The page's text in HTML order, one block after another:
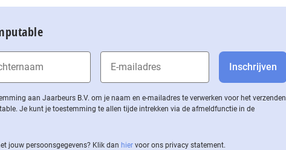
aan Jaarbeurs B.V. om je naam en e-mailadres te verwerken voor het verzenden
Je kunt je toestemming te allen tijde intrekken via de af­meld­func­tie in de
jouw per­soons­ge­ge­vens? Klik dan hier voor ons privacy statement.